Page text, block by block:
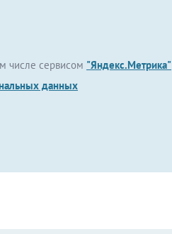
числе сервисом "Яндекс.Метрика"
данных